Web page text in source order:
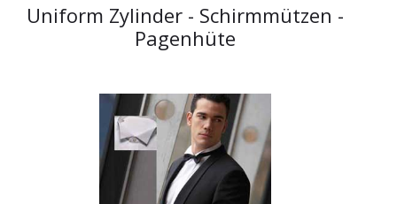
Uniform Zylinder - Schirmmützen -
Pagenhüte